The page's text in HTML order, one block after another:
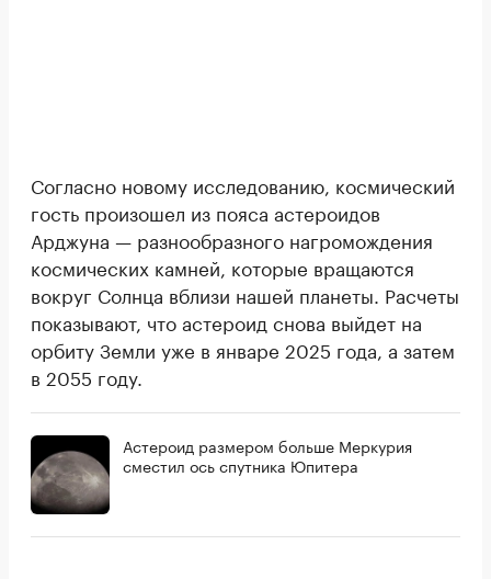
Согласно новому исследованию, космический
гость произошел из пояса астероидов
Арджуна — разнообразного нагромождения
космических камней, которые вращаются
вокруг Солнца вблизи нашей планеты. Расчеты
показывают, что астероид снова выйдет на
орбиту Земли уже в январе 2025 года, а затем
в 2055 году.
Астероид размером больше Меркурия
сместил ось спутника Юпитера